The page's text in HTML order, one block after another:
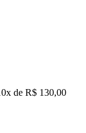
x de R$ 130,00